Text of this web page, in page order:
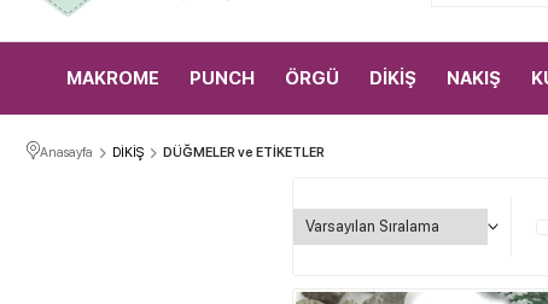
MAKROME PUNCH ÖRGÜ DİKİŞ NAKIŞ
Anasayfa DİKİŞ DÜĞMELER ve ETİKETLER